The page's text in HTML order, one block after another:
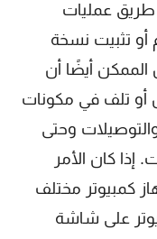
عمليات
أو تثبيت نسخة
أيضًا أن
أو تلف في مكونات
والتوصيلات وحتى
كان الأمر
كمبيوتر مختلف
على شاشة